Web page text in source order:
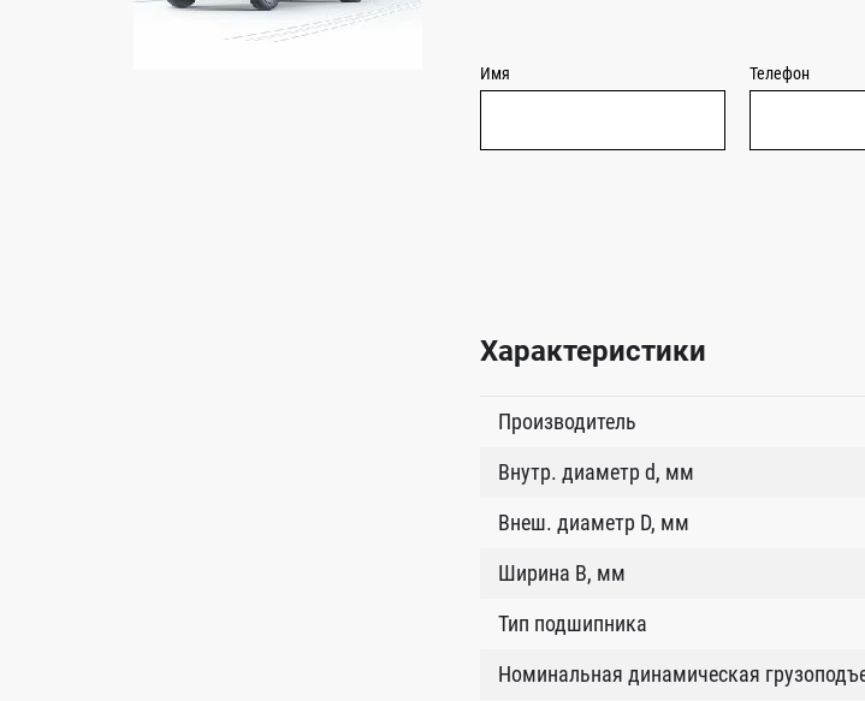
Имя Телефон
Характеристики
Производитель
Внутр. диаметр d, мм
Внеш. диаметр D, мм
Ширина B, мм
Тип подшипника
Номинальная динамическая